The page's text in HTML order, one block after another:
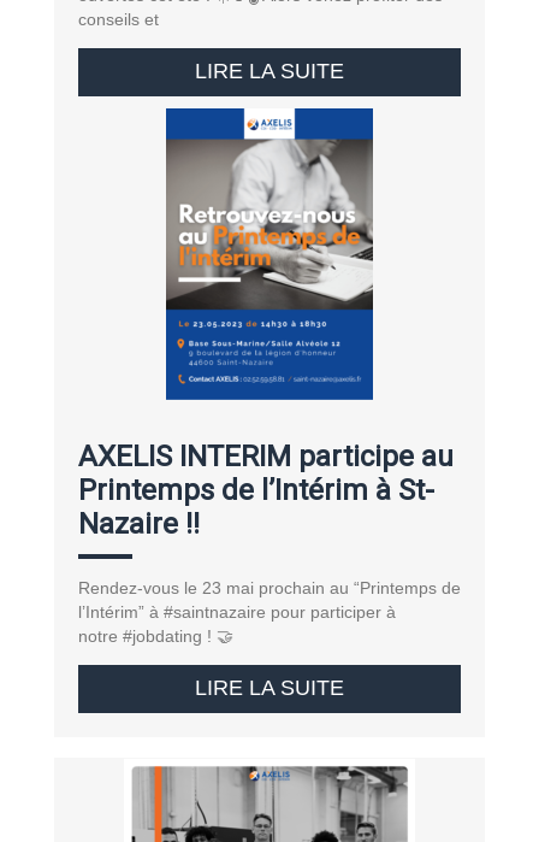
conseils et
LIRE LA SUITE
AXELIS INTERIM participe au
Printemps de l’Intérim à St-
Nazaire !!
Rendez-vous le 23 mai prochain au “Printemps de
l’Intérim” à #saintnazaire pour participer à
notre #jobdating ! 🤝
LIRE LA SUITE